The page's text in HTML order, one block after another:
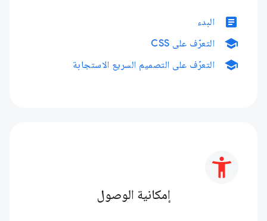
article البدء
school التعرّف على CSS
school التعرّف على التصميم السريع الاستجابة
إمكانية الوصول